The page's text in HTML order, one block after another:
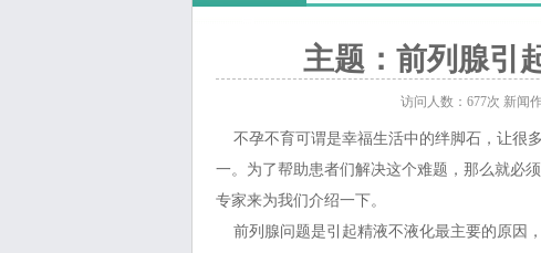
主题：前列腺引
访问人数： 677次 新闻
不孕不育可谓是幸福生活中的绊脚石，让很
一。为了帮助患者们解决这个难题，那么就必
专家来为我们介绍一下。
前列腺问题是引起精液不液化最主要的原因